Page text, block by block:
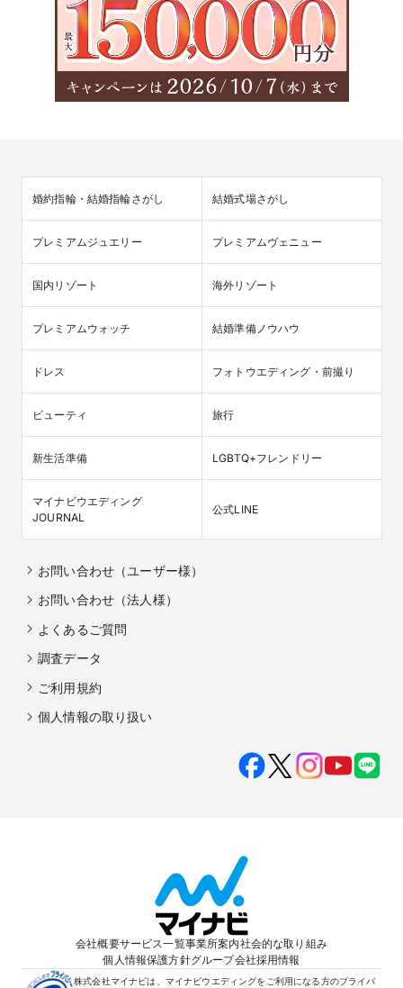
婚約指輪・結婚指輪さがし 結婚式場さがし
プレミアムジュエリー プレミアムヴェニュー
国内リゾート 海外リゾート
プレミアムウォッチ 結婚準備ノウハウ
ドレス フォトウエディング・前撮り
ビューティ 旅行
新生活準備 LGBTQ+フレンドリー
マイナビウエディング
JOURNAL
公式LINE
お問い合わせ（ユーザー様）
お問い合わせ（法人様）
よくあるご質問
調査データ
ご利用規約
個人情報の取り扱い
会社概要サービス一覧事業所案内社会的な取り組み
個人情報保護方針グループ会社採用情報
株式会社マイナビは、マイナビウエディングをご利用になる方のプライバ